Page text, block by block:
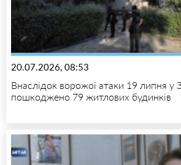
20.07.2026, 08:53
Внаслідок ворожої атаки 19 липня у
пошкоджено 79 житлових будинків